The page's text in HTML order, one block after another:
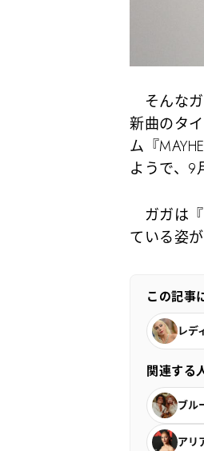
そんなガ
新曲のタ
ム『
ようで、9
ガガは
ている姿
この記事
レデ
関連する
ブル
アリ